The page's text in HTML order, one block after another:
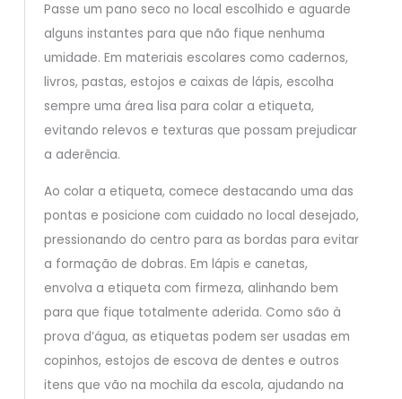
Passe um pano seco no local escolhido e aguarde
alguns instantes para que não fique nenhuma
umidade. Em materiais escolares como cadernos,
livros, pastas, estojos e caixas de lápis, escolha
sempre uma área lisa para colar a etiqueta,
evitando relevos e texturas que possam prejudicar
a aderência.
Ao colar a etiqueta, comece destacando uma das
pontas e posicione com cuidado no local desejado,
pressionando do centro para as bordas para evitar
a formação de dobras. Em lápis e canetas,
envolva a etiqueta com firmeza, alinhando bem
para que fique totalmente aderida. Como são à
prova d’água, as etiquetas podem ser usadas em
copinhos, estojos de escova de dentes e outros
itens que vão na mochila da escola, ajudando na